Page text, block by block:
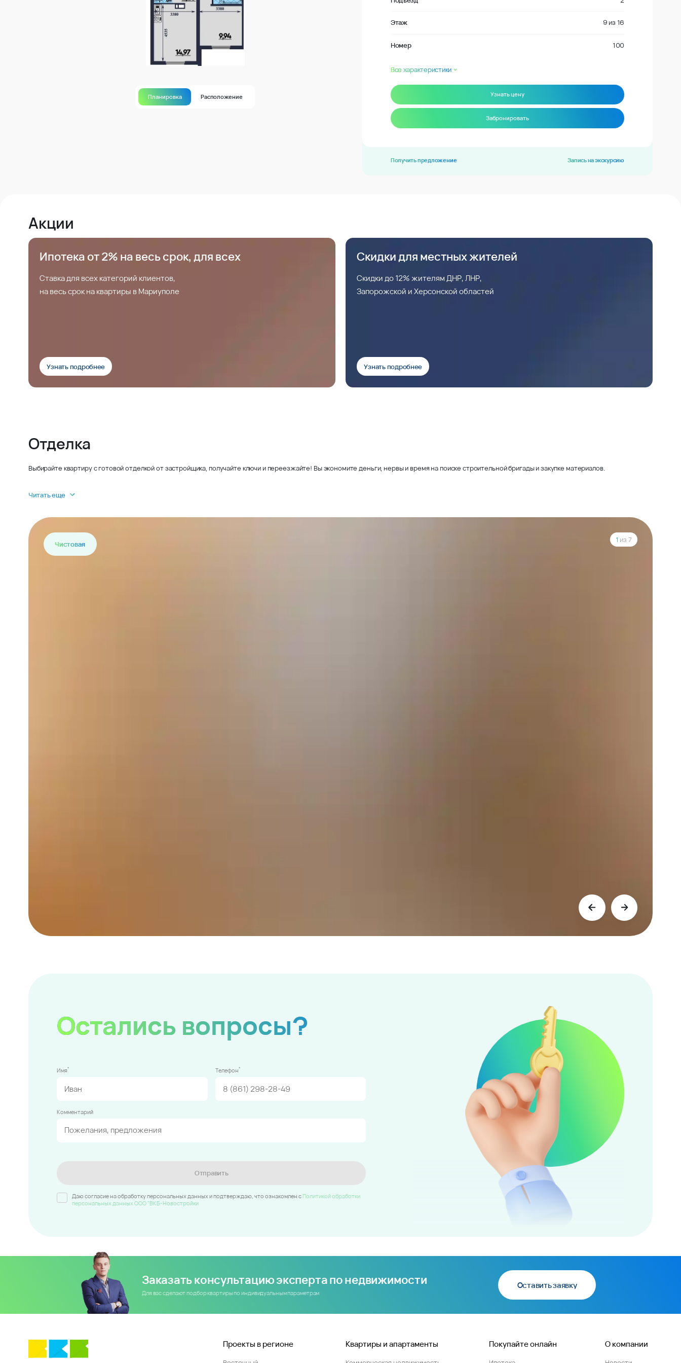
Планировка Расположение
Этаж 9 из 16
Номер 100
Все характеристики
Узнать цену
Забронировать
Получить предложение Запись на экскурсию
Акции
Ипотека от 2% на весь срок, для всех
Ставка для всех категорий клиентов,
на весь срок на квартиры в Мариуполе
Узнать подробнее
Скидки для местных жителей
Скидки до 12% жителям ДНР, ЛНР,
Запорожской и Херсонской областей
Узнать подробнее
Отделка
Выбирайте квартиру с готовой отделкой от застройщика, получайте ключи и переезжайте! Вы экономите деньги, нервы и время на поиске строительной бригады и закупке материалов.
Читать еще
Чистовая
1 из 7
Остались вопросы?
Имя* Телефон*
Комментарий
Отправить
Даю согласие на обработку персональных данных и подтверждаю, что ознакомлен c Политикой обработки
персональных данных ООО "ВКБ-Новостройки
Заказать консультацию эксперта по недвижимости
Для вас сделают подбор квартиры по индивидуальным параметрам
Оставить заявку
Проекты в регионе Квартиры и апартаменты Покупайте онлайн О компании